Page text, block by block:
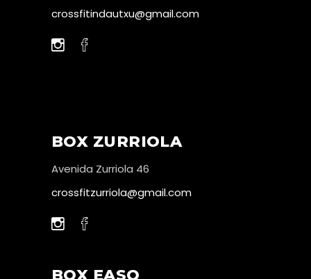
crossfitindautxu@gmail.com
BOX ZURRIOLA
Avenida Zurriola 46
crossfitzurriola@gmail.com